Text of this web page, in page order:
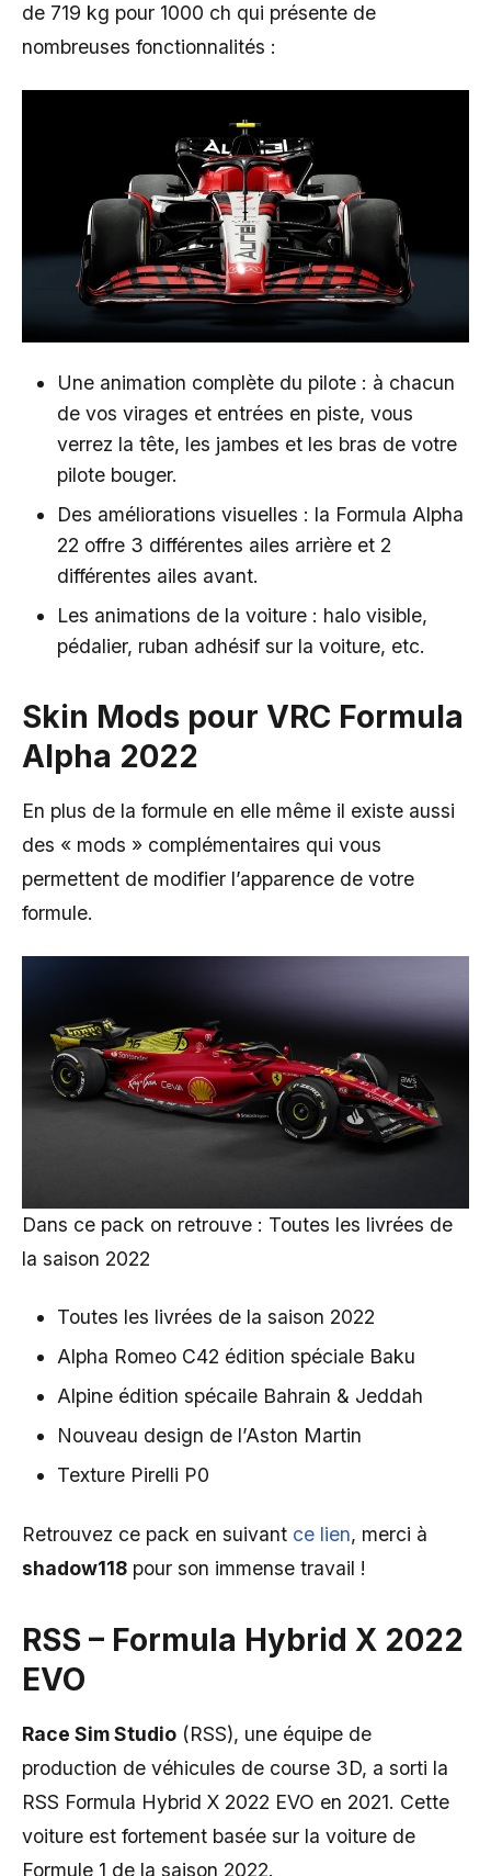
de 719 kg pour 1000 ch qui présente de
nombreuses fonctionnalités :
Une animation complète du pilote : à chacun
de vos virages et entrées en piste, vous
verrez la tête, les jambes et les bras de votre
pilote bouger.
Des améliorations visuelles : la Formula Alpha
22 offre 3 différentes ailes arrière et 2
différentes ailes avant.
Les animations de la voiture : halo visible,
pédalier, ruban adhésif sur la voiture, etc.
Skin Mods pour VRC Formula
Alpha 2022
En plus de la formule en elle même il existe aussi
des « mods » complémentaires qui vous
permettent de modifier l’apparence de votre
formule.
Dans ce pack on retrouve : Toutes les livrées de
la saison 2022
Toutes les livrées de la saison 2022
Alpha Romeo C42 édition spéciale Baku
Alpine édition spécaile Bahrain & Jeddah
Nouveau design de l’Aston Martin
Texture Pirelli P0
Retrouvez ce pack en suivant ce lien, merci à
shadow118 pour son immense travail !
RSS – Formula Hybrid X 2022
EVO
Race Sim Studio (RSS), une équipe de
production de véhicules de course 3D, a sorti la
RSS Formula Hybrid X 2022 EVO en 2021. Cette
voiture est fortement basée sur la voiture de
Formule 1 de la saison 2022.